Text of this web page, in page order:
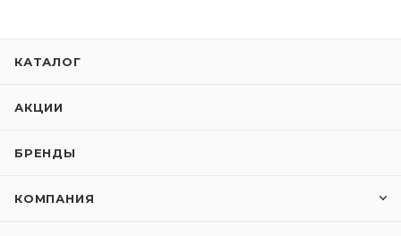
КАТАЛОГ
АКЦИИ
БРЕНДЫ
КОМПАНИЯ